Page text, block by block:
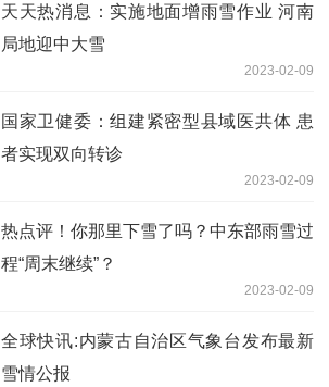
天天热消息：实施地面增雨雪作业 河南
局地迎中大雪
2023-02-09
国家卫健委：组建紧密型县域医共体 患
者实现双向转诊
2023-02-09
热点评！你那里下雪了吗？中东部雨雪过
程“周末继续”？
2023-02-09
全球快讯:内蒙古自治区气象台发布最新
雪情公报